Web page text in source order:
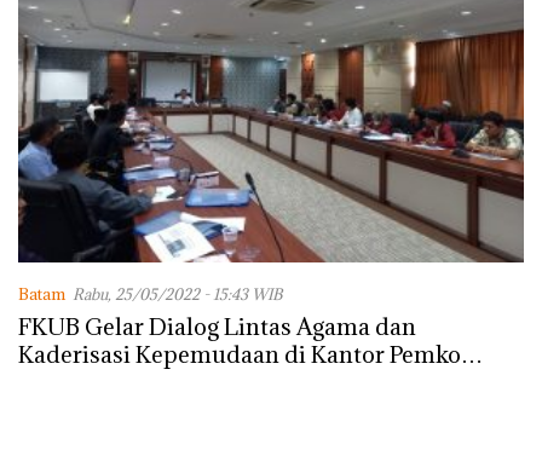
Batam Rabu, 25/05/2022 - 15:43 WIB
FKUB Gelar Dialog Lintas Agama dan
Kaderisasi Kepemudaan di Kantor Pemko